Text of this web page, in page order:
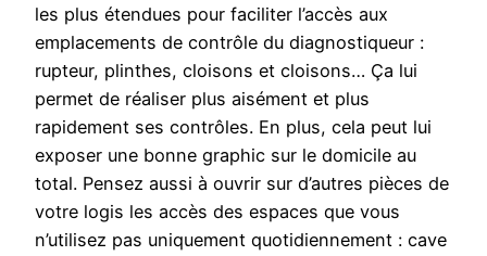
les plus étendues pour faciliter l’accès aux
emplacements de contrôle du diagnostiqueur :
rupteur, plinthes, cloisons et cloisons… Ça lui
permet de réaliser plus aisément et plus
rapidement ses contrôles. En plus, cela peut lui
exposer une bonne graphic sur le domicile au
total. Pensez aussi à ouvrir sur d’autres pièces de
votre logis les accès des espaces que vous
n’utilisez pas uniquement quotidiennement : cave